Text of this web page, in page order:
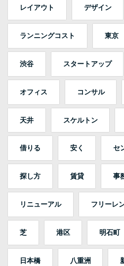
レイアウト デザイン
ランニングコスト 東京
渋谷 スタートアップ
オフィス コンサル
天井 スケルトン
借りる 安く セ
探し方 賃貸 事
リニューアル フリーレ
芝 港区 明石町
日本橋 八重洲